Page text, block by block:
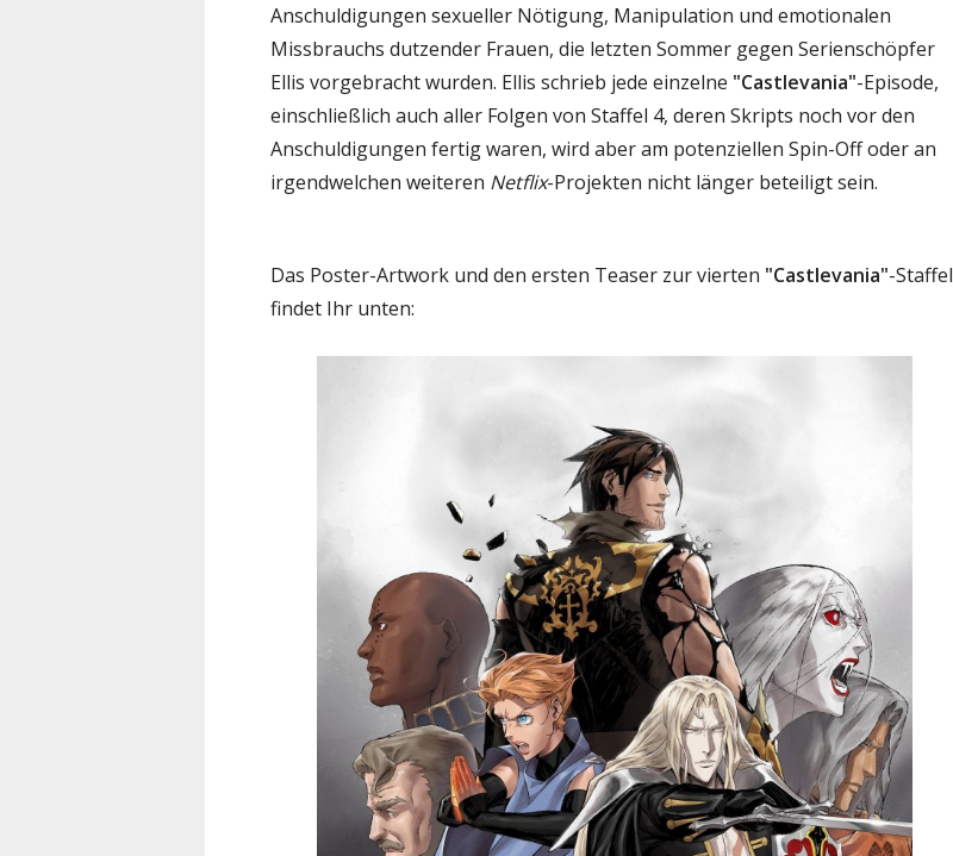
Anschuldigungen sexueller Nötigung, Manipulation und emotionalen
Missbrauchs dutzender Frauen, die letzten Sommer gegen Serienschöpfer
Ellis vorgebracht wurden. Ellis schrieb jede einzelne "Castlevania"-Episode,
einschließlich auch aller Folgen von Staffel 4, deren Skripts noch vor den
Anschuldigungen fertig waren, wird aber am potenziellen Spin-Off oder an
irgendwelchen weiteren Netflix-Projekten nicht länger beteiligt sein.
Das Poster-Artwork und den ersten Teaser zur vierten "Castlevania"-Staffel
findet Ihr unten: